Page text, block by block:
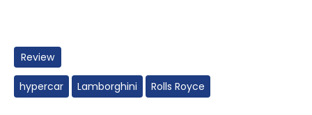
Review
hypercar Lamborghini Rolls Royce